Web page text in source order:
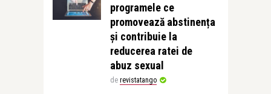
programele ce
promovează abstinența
și contribuie la
reducerea ratei de
abuz sexual
de revistatango